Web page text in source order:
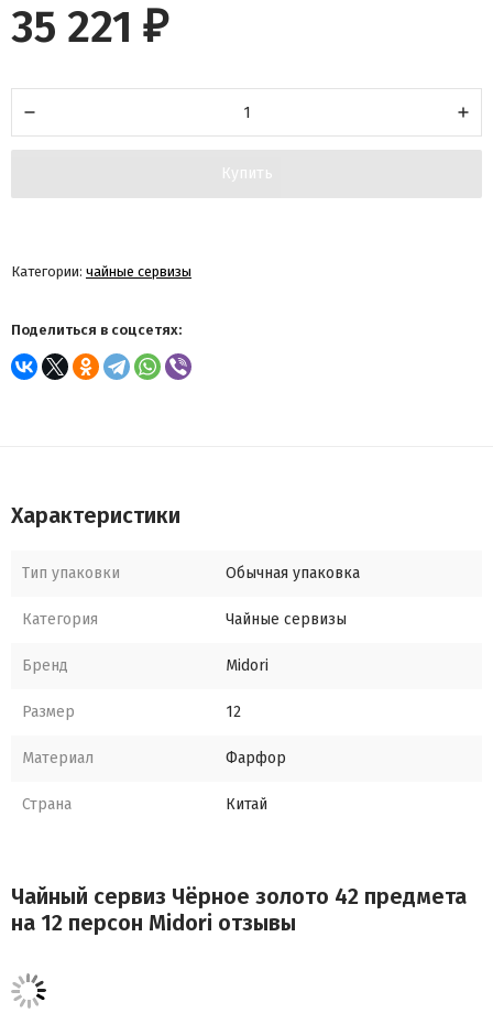
35 221 ₽
Купить
Категории: чайные сервизы
Поделиться в соцсетях:
Характеристики
Тип упаковки Обычная упаковка
Категория Чайные сервизы
Бренд Midori
Размер 12
Материал Фарфор
Страна Китай
Чайный сервиз Чёрное золото 42 предмета
на 12 персон Midori отзывы